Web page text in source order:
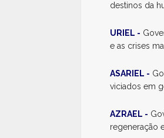
destinos da
URIEL -
e as crises
ASARIEL -
viciados em
AZRAEL -
regeneração